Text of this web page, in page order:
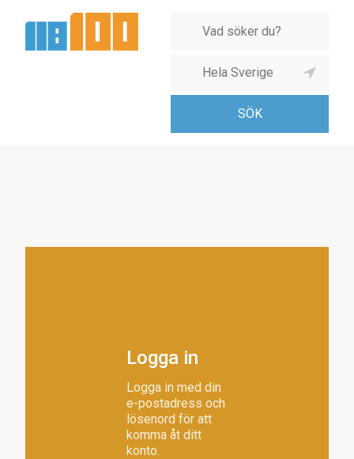
Logga in
Logga in med din
e-postadress och
lösenord för att
komma åt ditt
konto.